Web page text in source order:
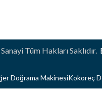
Tüm Hakları Saklıdır.
Doğrama MakinesiKokoreç